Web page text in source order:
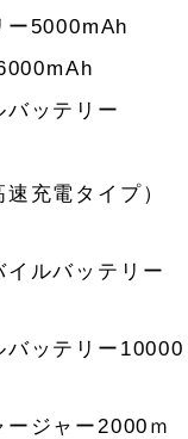
ー5000mAh
バッテリー
充電タイプ）
ルバッテリー
バッテリー10000
ジャー2000ｍ